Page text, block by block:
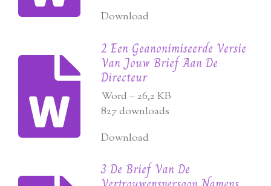
Download
2 Een Geanonimiseerde Versie
Van Jouw Brief Aan De
Directeur
Word – 26,2 KB
827 downloads
Download
3 De Brief Van De